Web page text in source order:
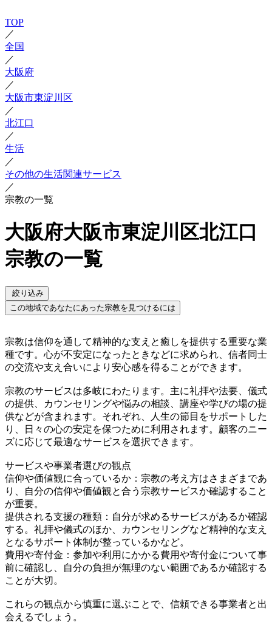
TOP
／
全国
／
大阪府
／
大阪市東淀川区
／
北江口
／
生活
／
その他の生活関連サービス
／
宗教の一覧
大阪府大阪市東淀川区北江口
宗教の一覧
絞り込み
この地域であなたにあった宗教を見つけるには
宗教は信仰を通して精神的な支えと癒しを提供する重要な業
種です。心が不安定になったときなどに求められ、信者同士
の交流や支え合いにより安心感を得ることができます。
宗教のサービスは多岐にわたります。主に礼拝や法要、儀式
の提供、カウンセリングや悩みの相談、講座や学びの場の提
供などが含まれます。それぞれ、人生の節目をサポートした
り、日々の心の安定を保つために利用されます。顧客のニー
ズに応じて最適なサービスを選択できます。
サービスや事業者選びの観点
信仰や価値観に合っているか：宗教の考え方はさまざまであ
り、自分の信仰や価値観と合う宗教サービスか確認すること
が重要。
提供される支援の種類：自分が求めるサービスがあるか確認
する。礼拝や儀式のほか、カウンセリングなど精神的な支え
となるサポート体制が整っているかなど。
費用や寄付金：参加や利用にかかる費用や寄付金について事
前に確認し、自分の負担が無理のない範囲であるか確認する
ことが大切。
これらの観点から慎重に選ぶことで、信頼できる事業者と出
会えるでしょう。